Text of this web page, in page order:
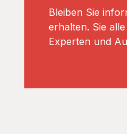
Bleiben Sie
erhalten. Sie
Experten und